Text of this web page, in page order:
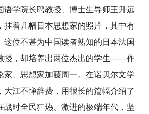
语学院长聘教授、博士生导师王升远
挂着几幅日本思想家的照片，其中有
这位不甚为中国读者熟知的日本法国
授，却培养出两位杰出的学生——作
家、思想家加藤周一。在诺贝尔文学
大江不惮辞费，用很长的篇幅介绍了
战时全民狂热、激进的极端年代，坚